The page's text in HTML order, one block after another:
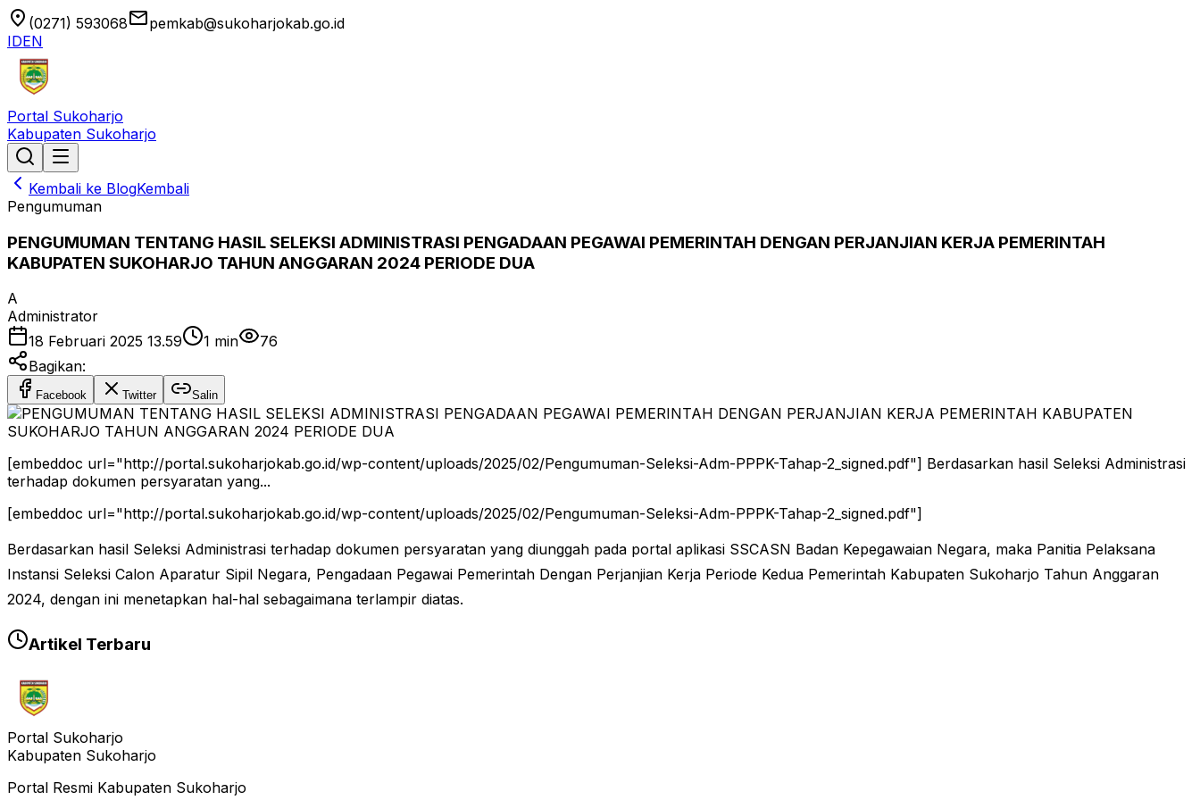
location_on (0271) 593068emailpemkab@sukoharjokab.go.id
IDEN
Portal Sukoharjo
Kabupaten Sukoharjo
Kembali ke BlogKembali
Pengumuman
PENGUMUMAN TENTANG HASIL SELEKSI ADMINISTRASI PENGADAAN PEGAWAI PEMERINTAH DENGAN PERJANJIAN KERJA PEMERINTAH
KABUPATEN SUKOHARJO TAHUN ANGGARAN 2024 PERIODE DUA
A
Administrator
18 Februari 2025 13.59
1 min
76
Bagikan:
Facebook Twitter Salin
[embeddoc url="http://portal.sukoharjokab.go.id/wp-content/uploads/2025/02/Pengumuman-Seleksi-Adm-PPPK-Tahap-2_signed.pdf"] Berdasarkan hasil Seleksi Administrasi
terhadap dokumen persyaratan yang...
[embeddoc url="http://portal.sukoharjokab.go.id/wp-content/uploads/2025/02/Pengumuman-Seleksi-Adm-PPPK-Tahap-2_signed.pdf"]
Berdasarkan hasil Seleksi Administrasi terhadap dokumen persyaratan yang diunggah pada portal aplikasi SSCASN Badan Kepegawaian Negara, maka Panitia Pelaksana
Instansi Seleksi Calon Aparatur Sipil Negara, Pengadaan Pegawai Pemerintah Dengan Perjanjian Kerja Periode Kedua Pemerintah Kabupaten Sukoharjo Tahun Anggaran
2024, dengan ini menetapkan hal-hal sebagaimana terlampir diatas.
Artikel Terbaru
Portal Sukoharjo
Kabupaten Sukoharjo
Portal Resmi Kabupaten Sukoharjo